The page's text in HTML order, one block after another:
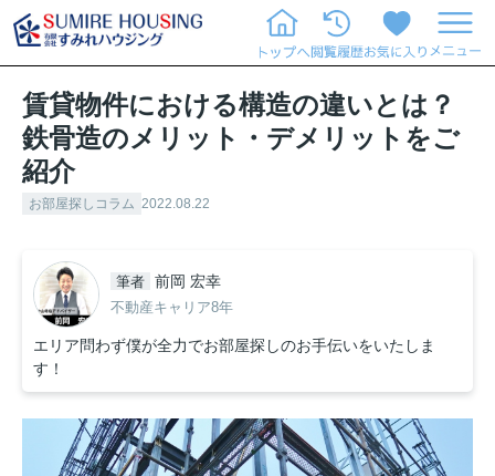
賃貸物件における構造の違いとは？
鉄骨造のメリット・デメリットをご
紹介
お部屋探しコラム 2022.08.22
筆者 前岡 宏幸
不動産キャリア8年
エリア問わず僕が全力でお部屋探しのお手伝いをいたしま
す！